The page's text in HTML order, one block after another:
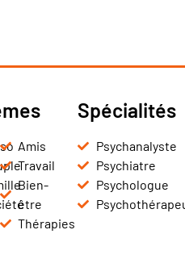
Amis
Travail
Bien-
être
Thérapies
Spécialités
Psychanalyste
Psychiatre
Psychologue